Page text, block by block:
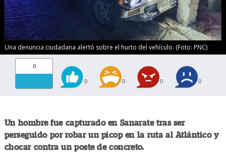
Una denuncia ciudadana alertó sobre el hurto del vehículo. (Foto: PNC)
0
0 0 0 0
Un hombre fue capturado en Sanarate tras ser
perseguido por robar un picop en la ruta al Atlántico y
chocar contra un poste de concreto.